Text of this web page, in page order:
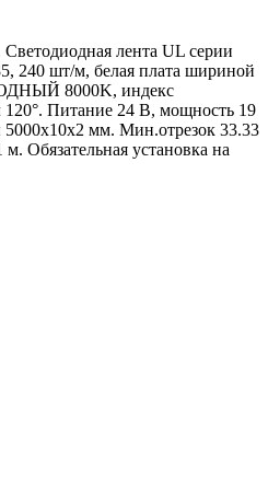
лента UL серии
240 шт/м, белая плата шириной
8000K, индекс
120°. Питание 24 В, мощность 19
мм. Мин.отрезок 33.33
Обязательная установка на